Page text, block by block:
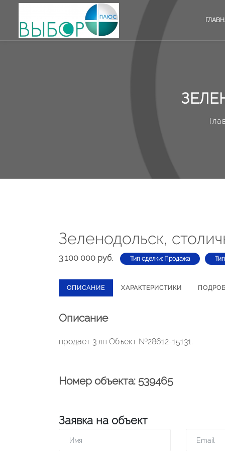
Зеленодольск,
3 100 000 руб. Тип сделки: Продажа
ОПИСАНИЕ ХАРАКТЕРИСТИКИ
Описание
продает 3 лп Объект №28612-15131.
Номер объекта: 539465
Заявка на объект